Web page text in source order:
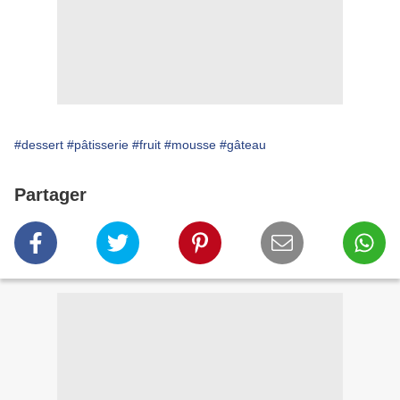
#dessert #pâtisserie #fruit #mousse #gâteau
Partager